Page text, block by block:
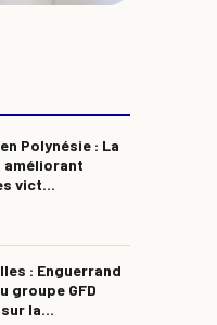
Polynésie : La
vict...
: Enguerrand
groupe GFD
la...